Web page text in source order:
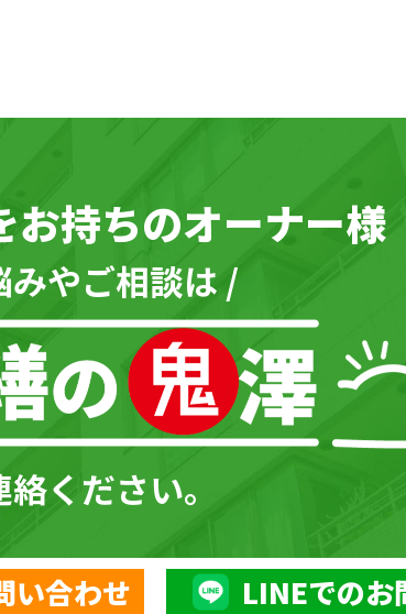
お持ちのオーナー様
やご相談は /
ください。
い合わせ LINEでのお